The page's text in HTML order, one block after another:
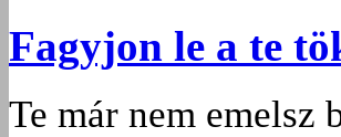
Fagyjon le a te
Te már nem emelsz